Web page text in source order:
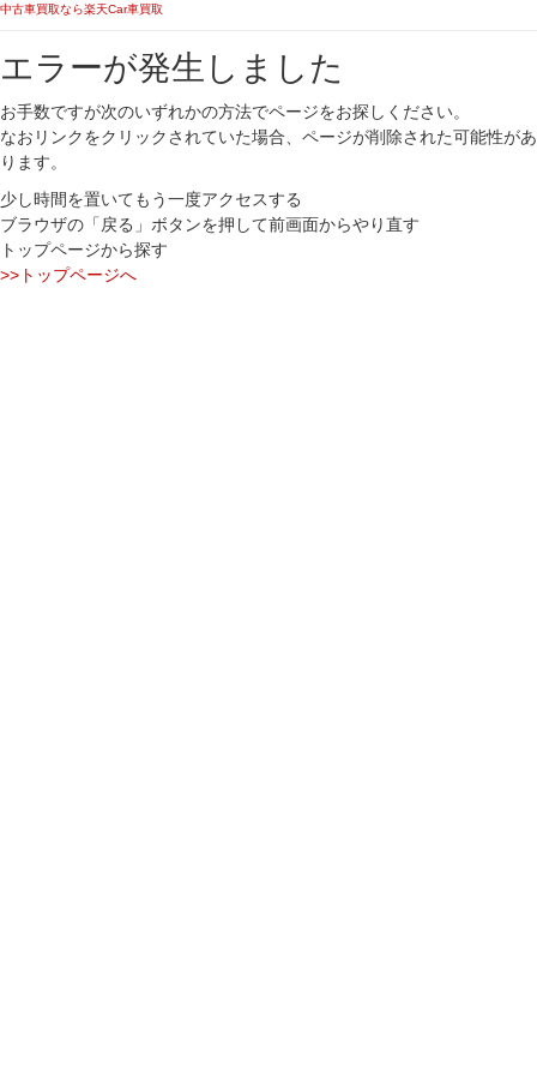
中古車買取なら楽天Car車買取
エラーが発生しました
お手数ですが次のいずれかの方法でページをお探しください。
なおリンクをクリックされていた場合、ページが削除された可能性があ
ります。
少し時間を置いてもう一度アクセスする
ブラウザの「戻る」ボタンを押して前画面からやり直す
トップページから探す
>>トップページへ